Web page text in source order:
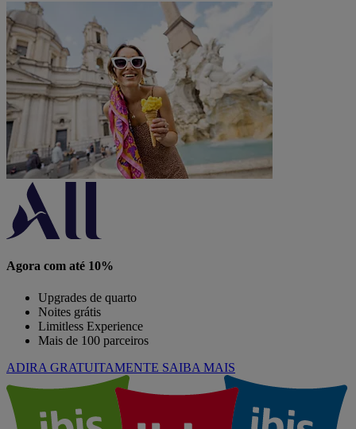
Agora com até 10%
Upgrades de quarto
Noites grátis
Limitless Experience
Mais de 100 parceiros
ADIRA GRATUITAMENTE SAIBA MAIS